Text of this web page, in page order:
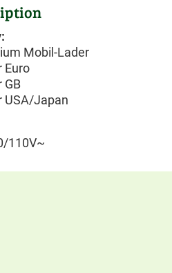
Mobil-Lader
Euro
GB
USA/Japan
110V~